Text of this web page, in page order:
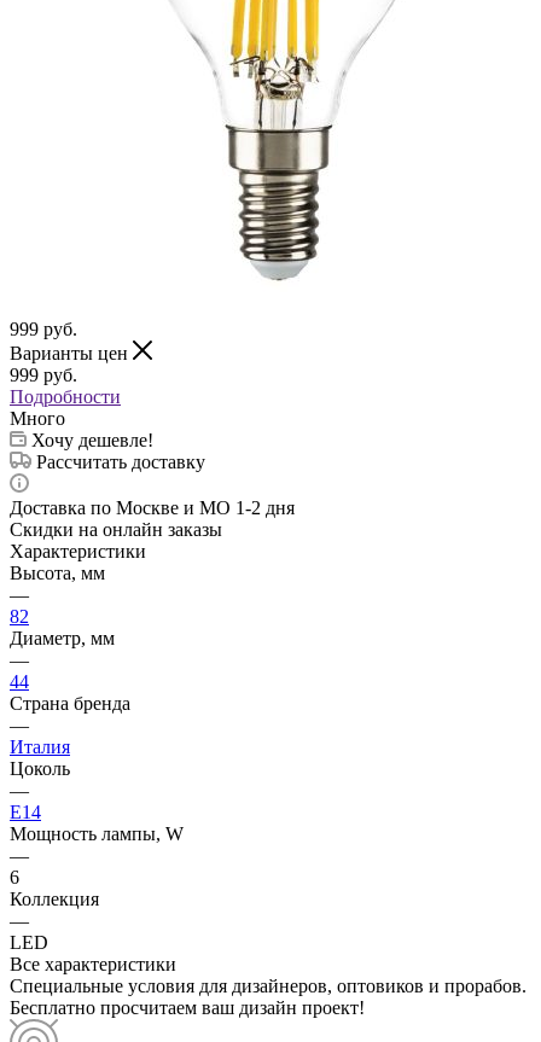
999 руб.
Варианты цен
999 руб.
Подробности
Много
Хочу дешевле!
Рассчитать доставку
Доставка по Москве и МО 1-2 дня
Скидки на онлайн заказы
Характеристики
Высота, мм
—
82
Диаметр, мм
—
44
Страна бренда
—
Италия
Цоколь
—
E14
Мощность лампы, W
—
6
Коллекция
—
LED
Все характеристики
Специальные условия для дизайнеров, оптовиков и прорабов.
Бесплатно просчитаем ваш дизайн проект!